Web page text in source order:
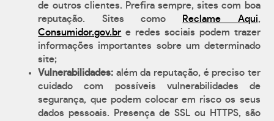
de outros clientes. Prefira sempre, sites com boa
reputação. Sites como
Reclame Aqui,
Consumidor.gov.br e redes sociais podem trazer
informações importantes sobre um determinado
site;
Vulnerabilidades: além da reputação, é preciso ter
cuidado com possíveis vulnerabilidades de
segurança, que podem colocar em risco os seus
dados pessoais. Presença de SSL ou HTTPS, são